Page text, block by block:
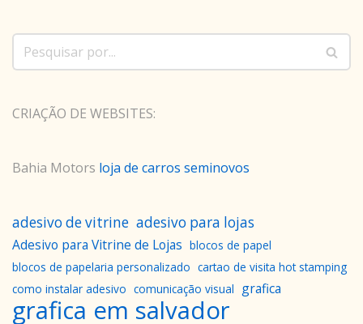
CRIAÇÃO DE WEBSITES:
Bahia Motors loja de carros seminovos
adesivo de vitrine adesivo para lojas
Adesivo para Vitrine de Lojas blocos de papel
blocos de papelaria personalizado cartao de visita hot stamping
como instalar adesivo comunicação visual grafica
grafica em salvador